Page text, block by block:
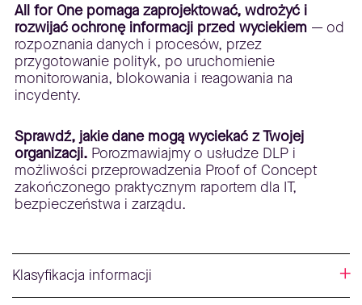
All for One pomaga zaprojektować, wdrożyć i
rozwijać ochronę informacji przed wyciekiem— od
rozpoznania danych i procesów, przez
przygotowanie polityk, po uruchomienie
monitorowania, blokowania i reagowania na
incydenty.
Sprawdź, jakie dane mogą wyciekać z Twojej
organizacji. Porozmawiajmy o usłudze DLP i
możliwości przeprowadzenia Proof of Concept
zakończonego praktycznym raportem dla IT,
bezpieczeństwa i zarządu.
Klasyfikacja informacji